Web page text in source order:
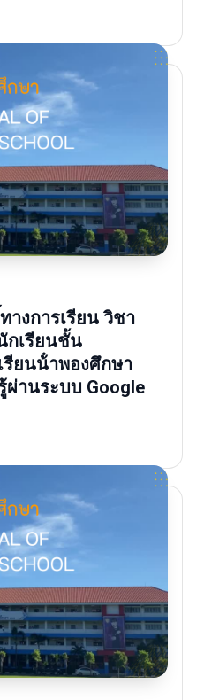
งการเรียน วิชา
กเรียนชั้น
รียนน้ําพองศึกษา
ผ่านระบบ Google